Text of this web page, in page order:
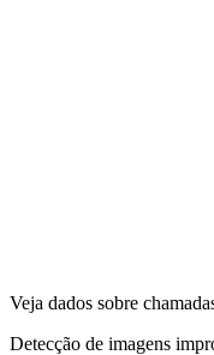
Veja dados sobre
Detecção de imagens